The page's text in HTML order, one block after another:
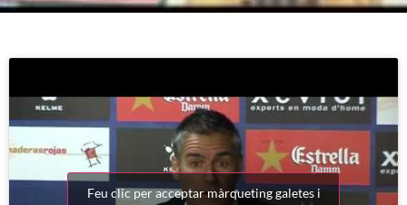
Feu clic per acceptar màrqueting galetes i